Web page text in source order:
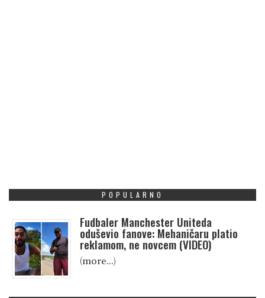
POPULARNO
Fudbaler Manchester Uniteda
oduševio fanove: Mehaničaru platio
reklamom, ne novcem (VIDEO)
(more…)